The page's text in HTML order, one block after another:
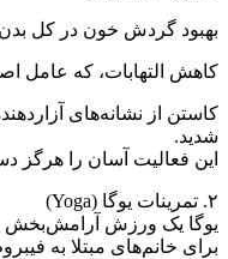
بهبود گردش خون در کل
کاهش التهابات، که عامل
کاستن از نشانه‌های
شدید.
این فعالیت آسان را هرگز
۲. تمرینات یوگا (Yoga)
یوگا یک ورزش
برای خانم‌های مبتلا به